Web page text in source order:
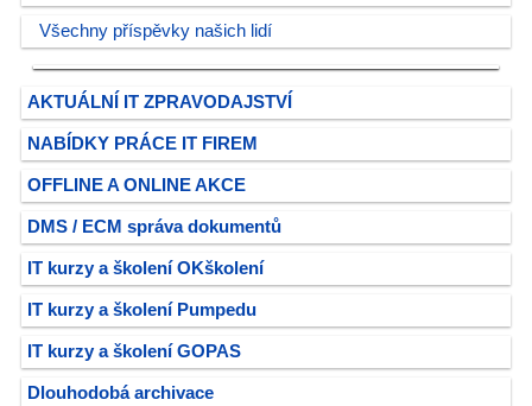
Všechny příspěvky našich lidí
AKTUÁLNÍ IT ZPRAVODAJSTVÍ
NABÍDKY PRÁCE IT FIREM
OFFLINE A ONLINE AKCE
DMS / ECM správa dokumentů
IT kurzy a školení OKškolení
IT kurzy a školení Pumpedu
IT kurzy a školení GOPAS
Dlouhodobá archivace